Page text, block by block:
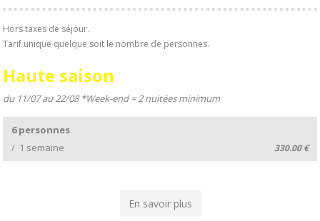
Hors taxes de séjour.
Tarif unique quelque soit le nombre de personnes.
Haute saison
du 11/07 au 22/08 *Week-end = 2 nuitées minimum
6 personnes
/ 1 semaine
330.00 €
En savoir plus